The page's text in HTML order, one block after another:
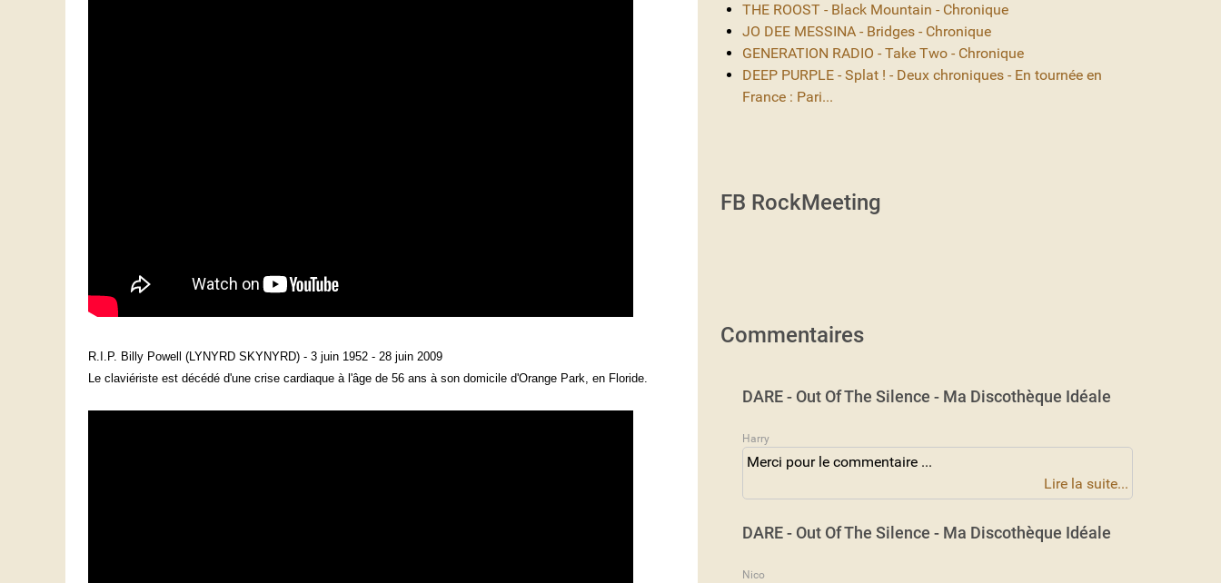
R.I.P. Billy Powell (LYNYRD SKYNYRD) - 3 juin 1952 - 28 juin 2009
Le claviériste est décédé d'une crise cardiaque à l'âge de 56 ans à son domicile d'Orange Park, en Floride.
THE ROOST - Black Mountain - Chronique
JO DEE MESSINA - Bridges - Chronique
GENERATION RADIO - Take Two - Chronique
DEEP PURPLE - Splat ! - Deux chroniques - En tournée en
France : Pari...
FB RockMeeting
Commentaires
DARE - Out Of The Silence - Ma Discothèque Idéale
Harry
Merci pour le commentaire ...
Lire la suite...
DARE - Out Of The Silence - Ma Discothèque Idéale
Nico